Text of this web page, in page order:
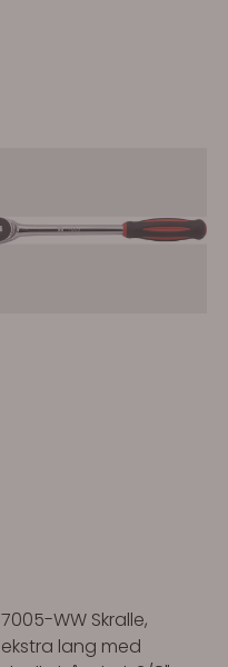
7005-WW Skralle,
ekstra lang med